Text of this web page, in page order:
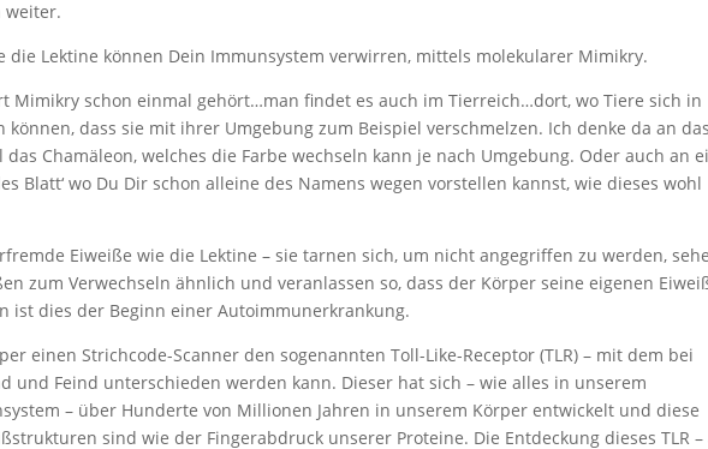
weiter.
die Lektine können Dein Immunsystem verwirren, mittels molekularer Mimikry.
Mimikry schon einmal gehört…man findet es auch im Tierreich…dort, wo Tiere sich in
können, dass sie mit ihrer Umgebung zum Beispiel verschmelzen. Ich denke da an das
Chamäleon, welches die Farbe wechseln kann je nach Umgebung. Oder auch an
Blatt‘ wo Du Dir schon alleine des Namens wegen vorstellen kannst, wie dieses wohl
Eiweiße wie die Lektine – sie tarnen sich, um nicht angegriffen zu werden,
zum Verwechseln ähnlich und veranlassen so, dass der Körper seine eigenen
ist dies der Beginn einer Autoimmunerkrankung.
einen Strichcode-Scanner den sogenannten Toll-Like-Receptor (TLR) – mit dem bei
und Feind unterschieden werden kann. Dieser hat sich – wie alles in unserem
– über Hunderte von Millionen Jahren in unserem Körper entwickelt und diese
sind wie der Fingerabdruck unserer Proteine. Die Entdeckung dieses TLR –